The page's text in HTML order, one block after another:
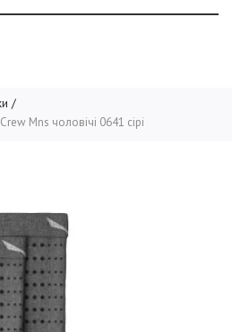
Mns чоловічі 0641 сірі